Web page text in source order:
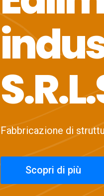
Fabbricazione di
Scopri di più